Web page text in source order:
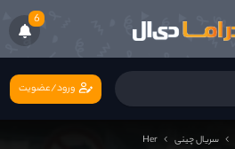
6
ورود/عضویت
سریال چینی Her